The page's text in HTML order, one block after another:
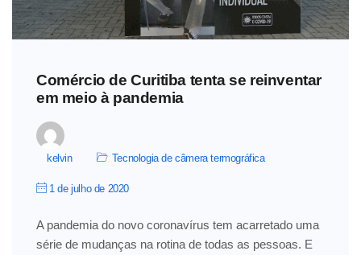
Comércio de Curitiba tenta se reinventar
em meio à pandemia
kelvin Tecnologia de câmera termográfica
1 de julho de 2020
A pandemia do novo coronavírus tem acarretado uma
série de mudanças na rotina de todas as pessoas. E